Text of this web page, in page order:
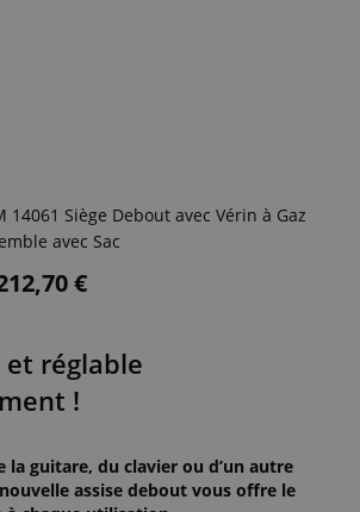
14061 Siège Debout avec Vérin à Gaz
avec Sac
€
réglable
!
la guitare, du clavier ou d’un autre
assise debout vous offre le